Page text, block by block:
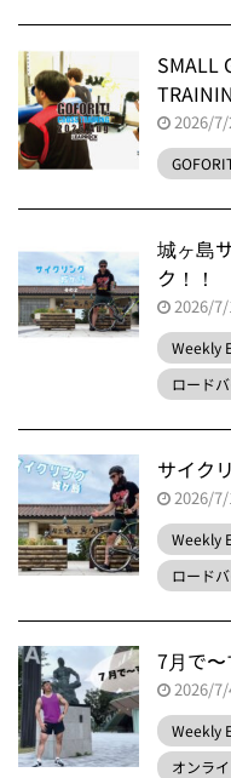
SMALL
2026/
城ヶ島
ク！！
2026/
Weekly
ロード
サイク
2026/
Weekly
ロード
7月で
2026/
Weekly
オンラ